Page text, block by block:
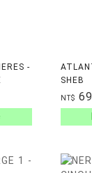
-
SHEB
NT$